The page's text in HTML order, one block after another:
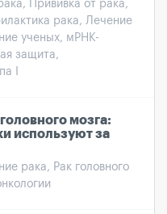
Прививка от рака,
рака, Лечение
ученых, мРНК-
защита,
I
мозга:
используют за
рака, Рак головного